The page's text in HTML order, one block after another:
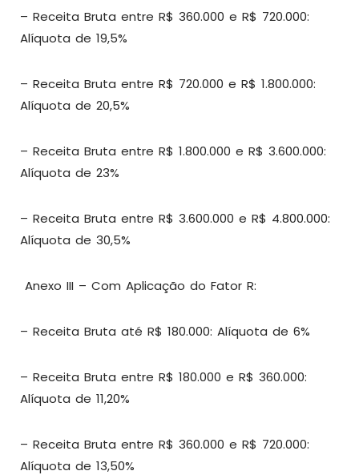
– Receita Bruta entre R$ 360.000 e R$ 720.000:
Alíquota de 19,5%
– Receita Bruta entre R$ 720.000 e R$ 1.800.000:
Alíquota de 20,5%
– Receita Bruta entre R$ 1.800.000 e R$ 3.600.000:
Alíquota de 23%
– Receita Bruta entre R$ 3.600.000 e R$ 4.800.000:
Alíquota de 30,5%
Anexo III – Com Aplicação do Fator R:
– Receita Bruta até R$ 180.000: Alíquota de 6%
– Receita Bruta entre R$ 180.000 e R$ 360.000:
Alíquota de 11,20%
– Receita Bruta entre R$ 360.000 e R$ 720.000:
Alíquota de 13,50%